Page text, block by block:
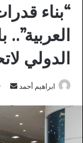
“بناء
الدولي
ابراهيم أحمد